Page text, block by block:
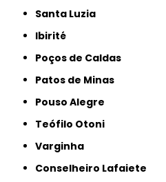
Santa Luzia
Ibirité
Poços de Caldas
Patos de Minas
Pouso Alegre
Teófilo Otoni
Varginha
Conselheiro Lafaiete